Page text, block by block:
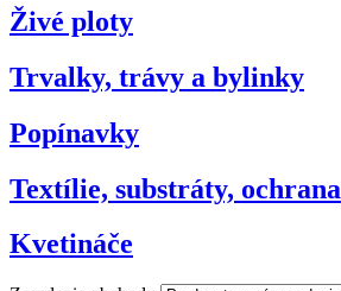
Živé ploty
Trvalky, trávy a bylinky
Popínavky
Textílie, substráty, ochrana
Kvetináče